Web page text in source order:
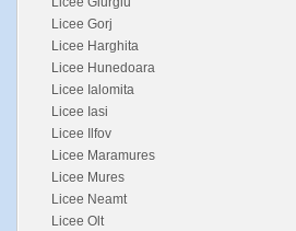
Licee Gorj
Licee Harghita
Licee Hunedoara
Licee Ialomita
Licee Iasi
Licee Ilfov
Licee Maramures
Licee Mures
Licee Neamt
Licee Olt